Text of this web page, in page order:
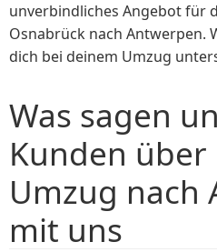
unverbindliches Angebot für
Osnabrück nach Antwerpen.
dich bei deinem Umzug
Was sagen
Kunden über
Umzug nach
mit uns